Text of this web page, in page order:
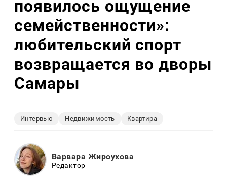
появилось ощущение
семейственности»:
любительский спорт
возвращается во дворы
Самары
Интервью Недвижимость Квартира
Варвара Жироухова
Редактор